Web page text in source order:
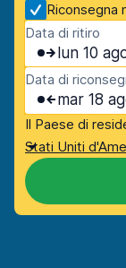
Riconsegna
Data di ritiro
lun 10
Data di
mar 18
Il Paese di
Stati Uniti